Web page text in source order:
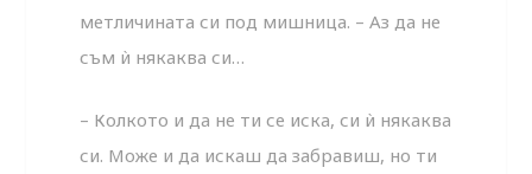
метличината си под мишница. – Аз да не
съм ѝ някаква си…
– Колкото и да не ти се иска, си ѝ някаква
си. Може и да искаш да забравиш, но ти